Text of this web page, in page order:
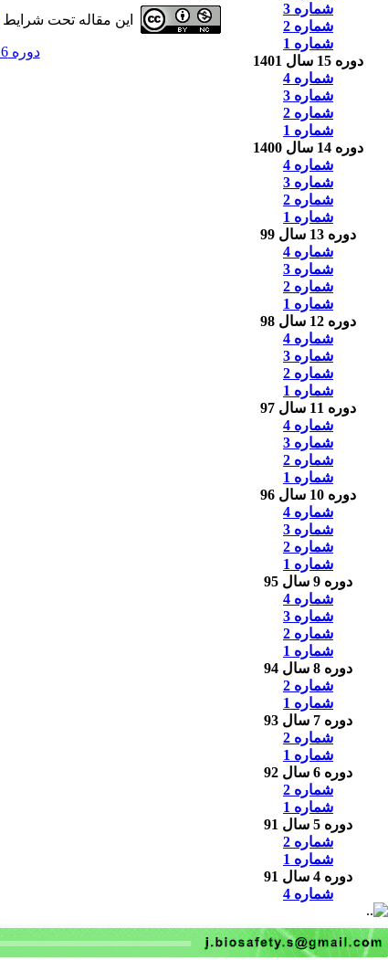
شماره 3
شماره 2
شماره 1
دوره 15 سال 1401
شماره 4
شماره 3
شماره 2
شماره 1
دوره 14 سال 1400
شماره 4
شماره 3
شماره 2
شماره 1
دوره 13 سال 99
شماره 4
شماره 3
شماره 2
شماره 1
دوره 12 سال 98
شماره 4
شماره 3
شماره 2
شماره 1
دوره 11 سال 97
شماره 4
شماره 3
شماره 2
شماره 1
دوره 10 سال 96
شماره 4
شماره 3
شماره 2
شماره 1
دوره 9 سال 95
شماره 4
شماره 3
شماره 2
شماره 1
دوره 8 سال 94
شماره 2
شماره 1
دوره 7 سال 93
شماره 2
شماره 1
دوره 6 سال 92
شماره 2
شماره 1
دوره 5 سال 91
شماره 2
شماره 1
دوره 4 سال 91
شماره 4
این مقاله تحت شرایط
دوره 16، شماره 1 - ( 4-1402 )